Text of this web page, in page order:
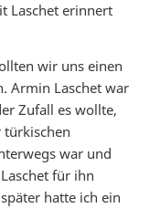
Laschet erinnert
wir uns einen
Armin Laschet war
Zufall es wollte,
türkischen
war und
für ihn
hatte ich ein